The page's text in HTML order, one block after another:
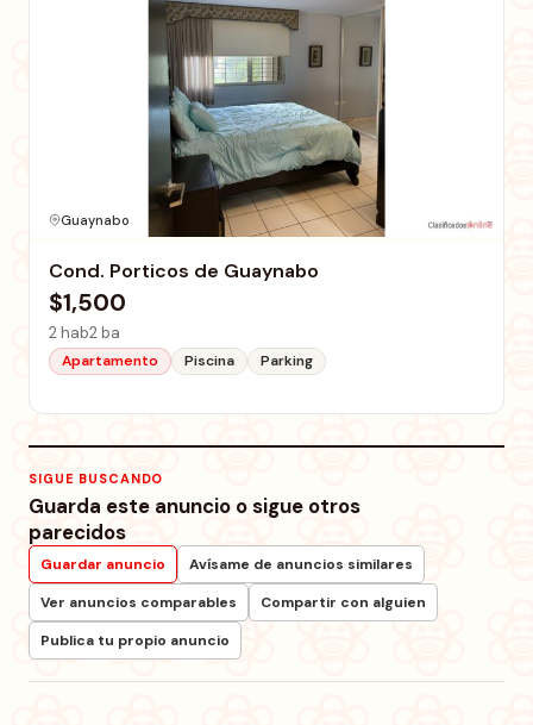
Guaynabo
Cond. Porticos de Guaynabo
$1,500
2 hab2 ba
Apartamento Piscina Parking
SIGUE BUSCANDO
Guarda este anuncio o sigue otros
parecidos
Guardar anuncio
Avísame de anuncios similares
Ver anuncios comparables
Compartir con alguien
Publica tu propio anuncio